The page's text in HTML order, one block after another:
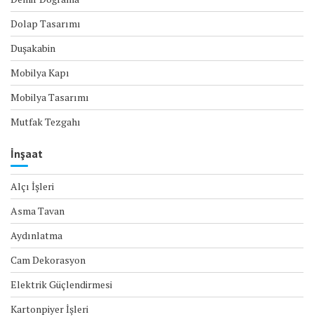
Dolap Tasarımı
Duşakabin
Mobilya Kapı
Mobilya Tasarımı
Mutfak Tezgahı
İnşaat
Alçı İşleri
Asma Tavan
Aydınlatma
Cam Dekorasyon
Elektrik Güçlendirmesi
Kartonpiyer İşleri